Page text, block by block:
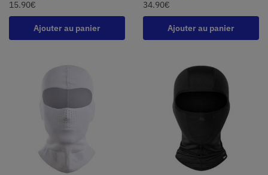
15.90€
Ajouter au panier
34.90€
Ajouter au panier